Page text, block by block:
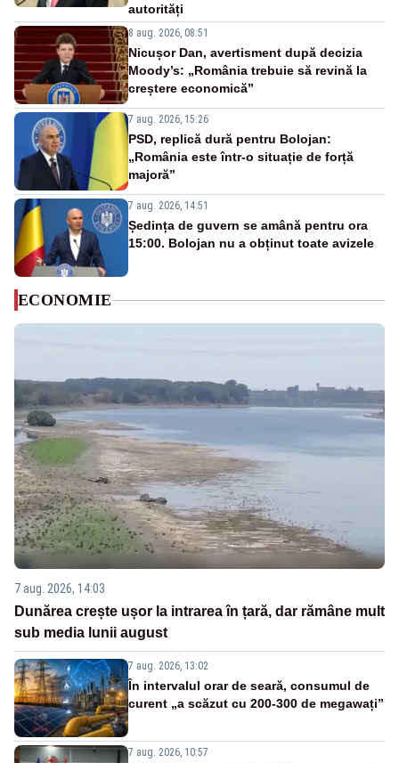
autorități
8 aug. 2026, 08:51
Nicușor Dan, avertisment după decizia
Moody’s: „România trebuie să revină la
creștere economică”
7 aug. 2026, 15:26
PSD, replică dură pentru Bolojan:
„România este într-o situație de forță
majoră”
7 aug. 2026, 14:51
Ședința de guvern se amână pentru ora
15:00. Bolojan nu a obținut toate avizele
ECONOMIE
7 aug. 2026, 14:03
Dunărea crește ușor la intrarea în țară, dar rămâne mult
sub media lunii august
7 aug. 2026, 13:02
În intervalul orar de seară, consumul de
curent „a scăzut cu 200-300 de megawați”
7 aug. 2026, 10:57